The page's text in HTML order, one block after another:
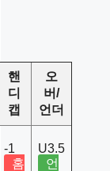
핸
디
캡
오
버/
언더
-1
홈
U3.5
언